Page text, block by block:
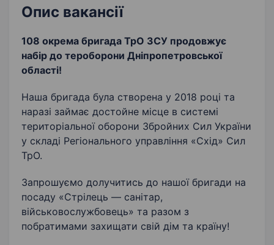
Опис вакансії
108 окрема бригада ТрО ЗСУ продовжує
набір до тероборони Дніпропетровської
області!
Наша бригада була створена у 2018 році та
наразі займає достойне місце в системі
територіальної оборони Збройних Сил України
у складі Регіонального управління «Схід» Сил
ТрО.
Запрошуємо долучитись до нашої бригади на
посаду «Стрілець — санітар,
військовослужбовець» та разом з
побратимами захищати свій дім та країну!